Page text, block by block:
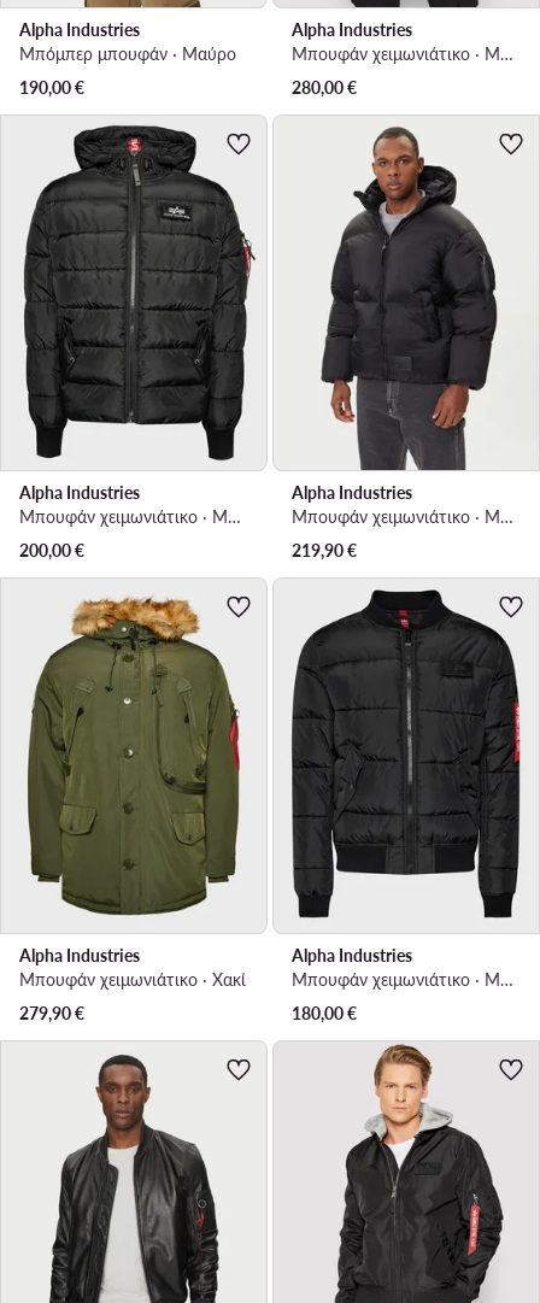
Alpha Industries
Μπόμπερ μπουφάν · Μαύρο
190,00€
Alpha Industries
Μπουφάν χειμωνιάτικο · Μαύρο
280,00€
Alpha Industries
Μπουφάν χειμωνιάτικο · Μαύρο
200,00€
Alpha Industries
Μπουφάν χειμωνιάτικο · Μαύρο
219,90€
Alpha Industries
Μπουφάν χειμωνιάτικο · Χακί
279,90€
Alpha Industries
Μπουφάν χειμωνιάτικο · Μαύρο
180,00€